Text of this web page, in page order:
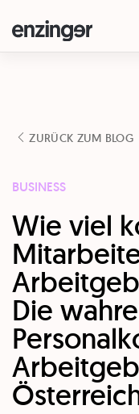
ZURÜCK ZUM BLOG
BUSINESS
Wie viel
Die